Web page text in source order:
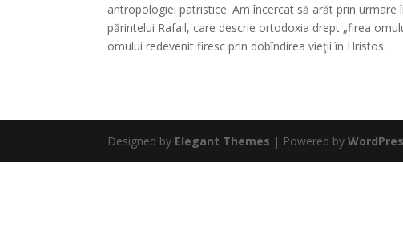
antropologiei patristice. Am încercat să arăt prin
părintelui Rafail, care descrie ortodoxia drept „firea
omului redevenit firesc prin dobîndirea vieţii în Hristos.
Designed by Elegant Themes | Powered by